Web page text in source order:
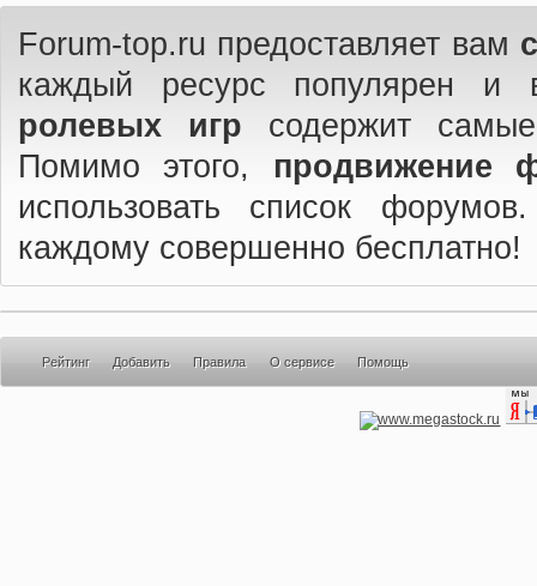
Forum-top.ru предоставляет вам
каждый ресурс популярен
ролевых игр содержит
Помимо этого, продвижение
использовать список
каждому совершенно бесплатно!
Рейтинг Добавить Правила О сервисе Помощь